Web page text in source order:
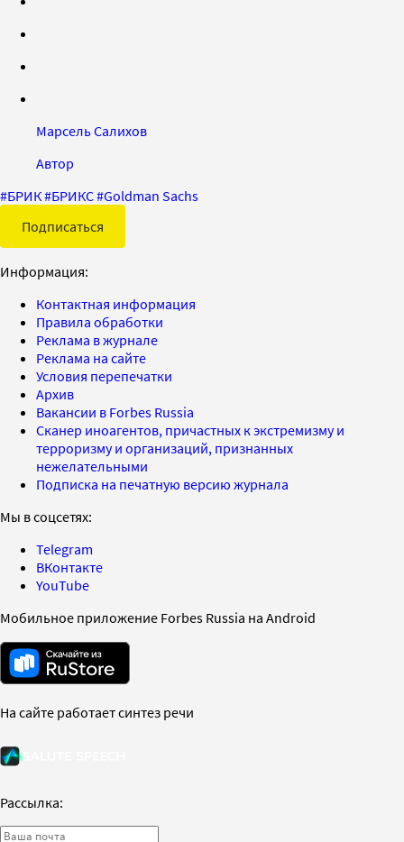
Марсель Салихов
Автор
#БРИК#БРИКС#Goldman Sachs
Подписаться
Информация:
Контактная информация
Правила обработки
Реклама в журнале
Реклама на сайте
Условия перепечатки
Архив
Вакансии в Forbes Russia
Сканер иноагентов, причастных к экстремизму и
терроризму и организаций, признанных
нежелательными
Подписка на печатную версию журнала
Мы в соцсетях:
Telegram
ВКонтакте
YouTube
Мобильное приложение Forbes Russia на Android
На сайте работает синтез речи
Рассылка: